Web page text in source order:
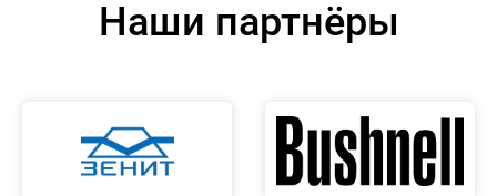
Наши партнёры